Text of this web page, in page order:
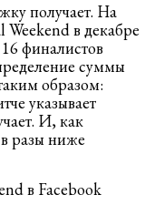
получает. На
Weekend в декабре
финалистов
суммы
образом:
указывает
И, как
разы ниже